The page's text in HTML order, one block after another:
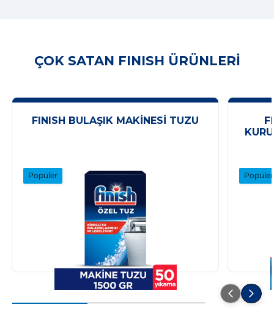
ÇOK SATAN FINISH ÜRÜNLERI
FINISH BULAŞIK MAKINESI TUZU
Popüler Popüler